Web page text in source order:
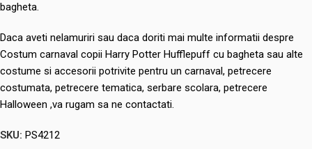
bagheta.
Daca aveti nelamuriri sau daca doriti mai multe informatii despre
Costum carnaval copii Harry Potter Hufflepuff cu bagheta sau alte
costume si accesorii potrivite pentru un carnaval, petrecere
costumata, petrecere tematica, serbare scolara, petrecere
Halloween ,va rugam sa ne contactati.
SKU: PS4212